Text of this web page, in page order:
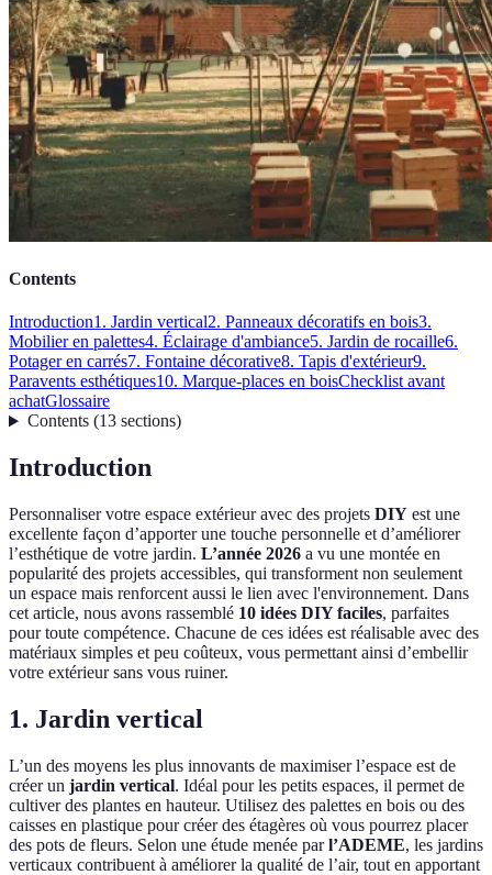
Contents
Introduction1. Jardin vertical2. Panneaux décoratifs en bois3.
Mobilier en palettes4. Éclairage d'ambiance5. Jardin de rocaille6.
Potager en carrés7. Fontaine décorative8. Tapis d'extérieur9.
Paravents esthétiques10. Marque-places en boisChecklist avant
achatGlossaire
Contents(13 sections)
Introduction
Personnaliser votre espace extérieur avec des projets DIY est une
excellente façon d’apporter une touche personnelle et d’améliorer
l’esthétique de votre jardin. L’année 2026 a vu une montée en
popularité des projets accessibles, qui transforment non seulement
un espace mais renforcent aussi le lien avec l'environnement. Dans
cet article, nous avons rassemblé 10 idées DIY faciles, parfaites
pour toute compétence. Chacune de ces idées est réalisable avec des
matériaux simples et peu coûteux, vous permettant ainsi d’embellir
votre extérieur sans vous ruiner.
1. Jardin vertical
L’un des moyens les plus innovants de maximiser l’espace est de
créer un jardin vertical. Idéal pour les petits espaces, il permet de
cultiver des plantes en hauteur. Utilisez des palettes en bois ou des
caisses en plastique pour créer des étagères où vous pourrez placer
des pots de fleurs. Selon une étude menée parl’ADEME, les jardins
verticaux contribuent à améliorer la qualité de l’air, tout en apportant